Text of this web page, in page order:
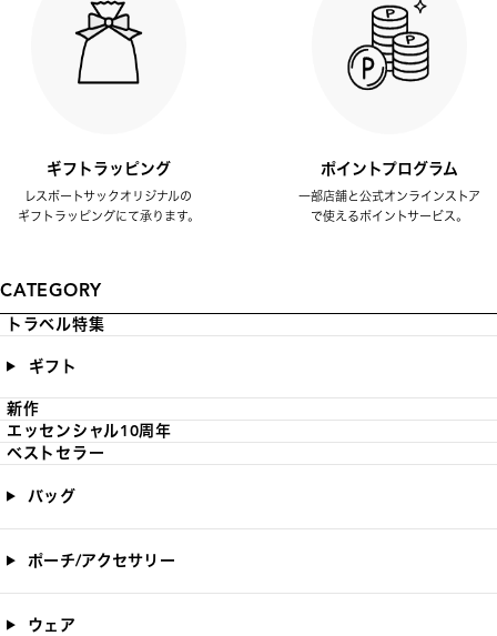
ギフトラッピング
レスポートサックオリジナルの
ギフトラッピングにて承ります。
ポイントプログラム
一部店舗と公式オンラインストア
で使えるポイントサービス。
CATEGORY
トラベル特集
ギフト
新作
エッセンシャル10周年
ベストセラー
バッグ
ポーチ/アクセサリー
ウェア